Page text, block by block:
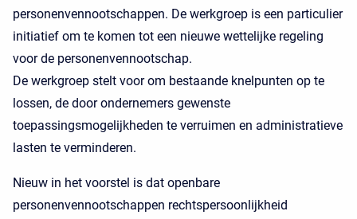
personenvennootschappen. De werkgroep is een particulier
initiatief om te komen tot een nieuwe wettelijke regeling
voor de personenvennootschap.
De werkgroep stelt voor om bestaande knelpunten op te
lossen, de door ondernemers gewenste
toepassingsmogelijkheden te verruimen en administratieve
lasten te verminderen.
Nieuw in het voorstel is dat openbare
personenvennootschappen rechtspersoonlijkheid